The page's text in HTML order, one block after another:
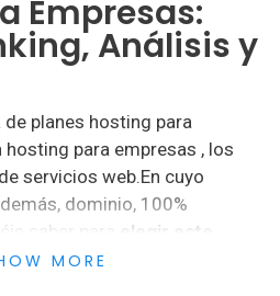
Empresas:
Análisis y
de planes hosting para
para empresas , los
servicios web.En cuyo
dominio, 100%
saber para
elegir este
. MORE